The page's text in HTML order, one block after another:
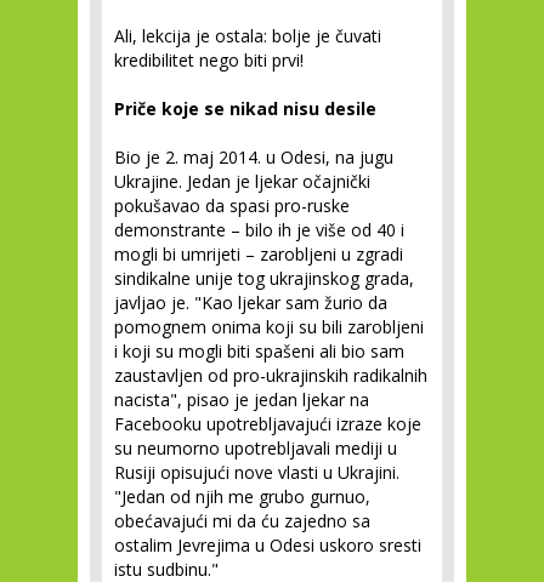
Ali, lekcija je ostala: bolje je čuvati
kredibilitet nego biti prvi!
Priče koje se nikad nisu desile
Bio je 2. maj 2014. u Odesi, na jugu
Ukrajine. Jedan je ljekar očajnički
pokušavao da spasi pro-ruske
demonstrante – bilo ih je više od 40 i
mogli bi umrijeti – zarobljeni u zgradi
sindikalne unije tog ukrajinskog grada,
javljao je. "Kao ljekar sam žurio da
pomognem onima koji su bili zarobljeni
i koji su mogli biti spašeni ali bio sam
zaustavljen od pro-ukrajinskih radikalnih
nacista", pisao je jedan ljekar na
Facebooku upotrebljavajući izraze koje
su neumorno upotrebljavali mediji u
Rusiji opisujući nove vlasti u Ukrajini.
"Jedan od njih me grubo gurnuo,
obećavajući mi da ću zajedno sa
ostalim Jevrejima u Odesi uskoro sresti
istu sudbinu."